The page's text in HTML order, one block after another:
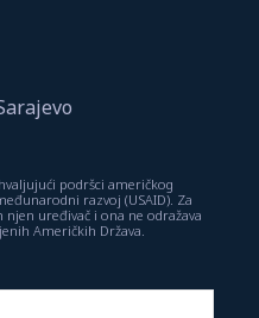
podršci američkog
razvoj (USAID). Za
njen uređivač i ona ne odražava
Američkih Država.